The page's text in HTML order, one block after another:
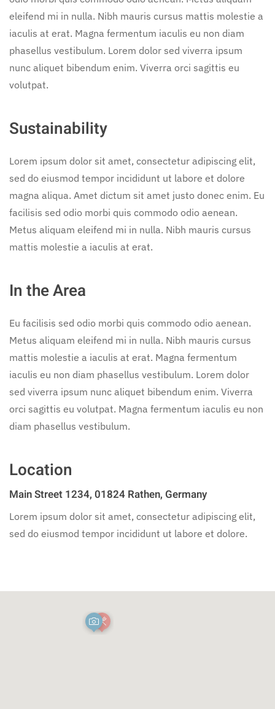
eleifend mi in nulla. Nibh mauris cursus mattis molestie a
iaculis at erat. Magna fermentum iaculis eu non diam
phasellus vestibulum. Lorem dolor sed viverra ipsum
nunc aliquet bibendum enim. Viverra orci sagittis eu
volutpat.
Sustainability
Lorem ipsum dolor sit amet, consectetur adipiscing elit,
sed do eiusmod tempor incididunt ut labore et dolore
magna aliqua. Amet dictum sit amet justo donec enim. Eu
facilisis sed odio morbi quis commodo odio aenean.
Metus aliquam eleifend mi in nulla. Nibh mauris cursus
mattis molestie a iaculis at erat.
In the Area
Eu facilisis sed odio morbi quis commodo odio aenean.
Metus aliquam eleifend mi in nulla. Nibh mauris cursus
mattis molestie a iaculis at erat. Magna fermentum
iaculis eu non diam phasellus vestibulum. Lorem dolor
sed viverra ipsum nunc aliquet bibendum enim. Viverra
orci sagittis eu volutpat. Magna fermentum iaculis eu non
diam phasellus vestibulum.
Location
Main Street 1234, 01824 Rathen, Germany
Lorem ipsum dolor sit amet, consectetur adipiscing elit,
sed do eiusmod tempor incididunt ut labore et dolore.